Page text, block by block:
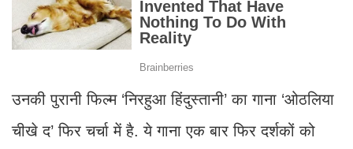
उनकी पुरानी फिल्म ‘निरहुआ हिंदुस्तानी’ का गाना ‘ओठलिया
चीखे द’ फिर चर्चा में है. ये गाना एक बार फिर दर्शकों को